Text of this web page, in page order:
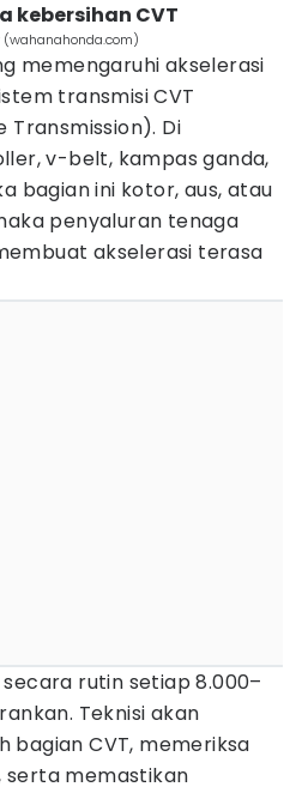
kebersihan CVT
memengaruhi akselerasi
transmisi CVT
Transmission). Di
v-belt, kampas ganda,
bagian ini kotor, aus, atau
penyaluran tenaga
akselerasi terasa
rutin setiap 8.000–
Teknisi akan
bagian CVT, memeriksa
serta memastikan